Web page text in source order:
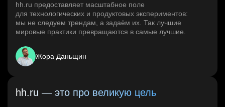
hh.ru предоставляет масштабное поле
для технологических и продуктовых экспериментов:
мы не следуем трендам, а задаём их. Так лучшие
мировые практики превращаются в самые лучшие.
Жора Даньщин
hh.ru — это про великую цель